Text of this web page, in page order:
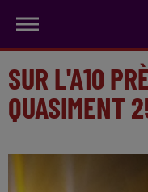
SUR L'A10
QUASIMENT